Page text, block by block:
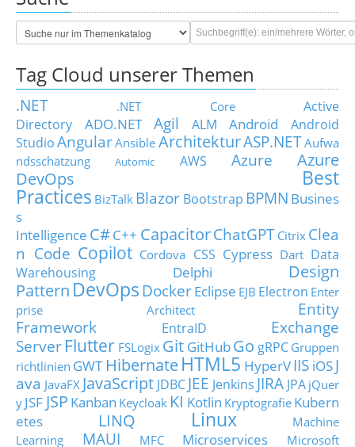
Tag Cloud unserer Themen
.NET .NET Core
Active
Directory
ADO.NET Agil ALM Android
Android
StudioAngularAnsible ArchitekturASP.NETAufwa
ndsschätzung
Automic AWS Azure
Azure
DevOps
Best
Practices BizTalk Blazor Bootstrap BPMN Busines
s
Intelligence C#C++ CapacitorChatGPT Citrix Clea
n Code Copilot Cordova CSS Cypress Dart Data
Warehousing
Delphi
Design
Pattern DevOps DockerEclipse EJB Electron Enter
prise Architect
Entity
Framework
EntraID
Exchange
Server Flutter FSLogix Git GitHubGo gRPC Gruppen
richtlinien GWT HibernateHTML5 HyperVIIS iOSJ
ava JavaFX JavaScript JDBC JEE Jenkins JIRA JPA jQuer
y JSF JSP Kanban Keycloak KI Kotlin Kryptografie Kubern
etes
LINQ Linux
Machine
Learning
MAUI MFC Microservices
Microsoft